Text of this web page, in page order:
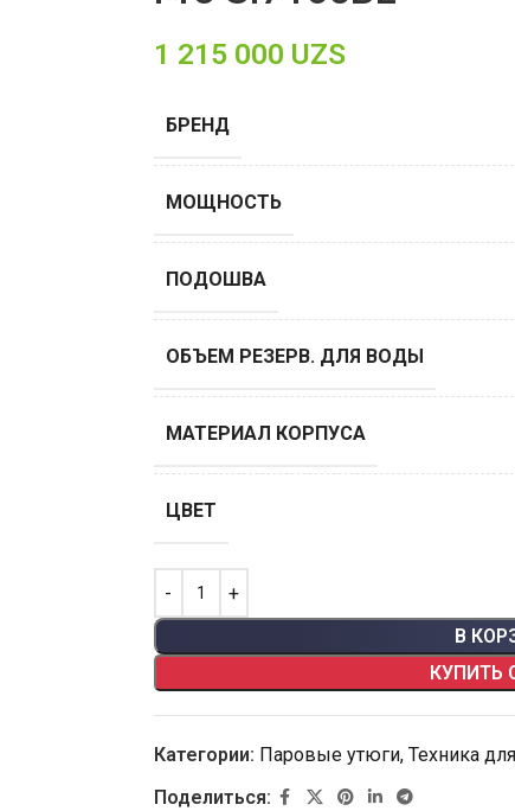
1 215 000 UZS
БРЕНД
МОЩНОСТЬ
ПОДОШВА
ОБЪEМ РЕЗЕРВ. ДЛЯ ВОДЫ
МАТЕРИАЛ КОРПУСА
ЦВЕТ
В
КУПИТЬ
Категории: Паровые утюги, Техника
Поделиться: